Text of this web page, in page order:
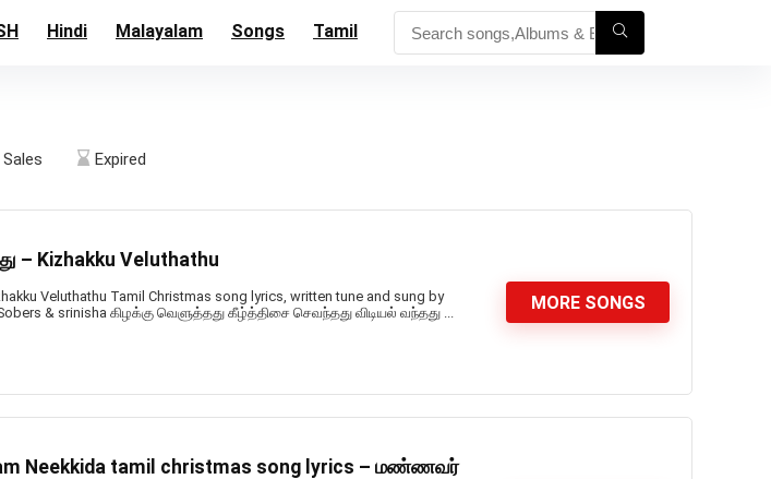
Hindi Malayalam Songs Tamil
Sales Expired
– Kizhakku Veluthathu
Veluthathu Tamil Christmas song lyrics, written tune and sung by
& srinisha கிழக்கு வெளுத்தது கீழ்த்திசை செவந்தது விடியல் வந்தது ...
MORE SONGS
Neekkida tamil christmas song lyrics – மண்ணவர்